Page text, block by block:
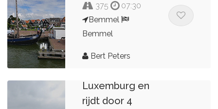
375
07:30
Bemmel
Bemmel
Bert Peters
Luxemburg en
rijdt door 4